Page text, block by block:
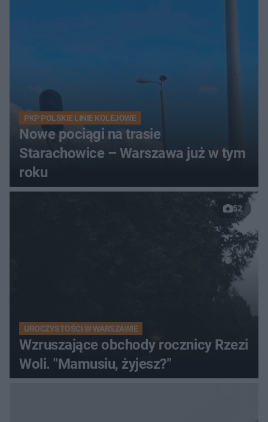
PKP POLSKIE LINIE KOLEJOWE
Nowe pociągi na trasie
Starachowice – Warszawa już w tym
roku
52
UROCZYSTOŚCI W WARSZAWIE
Wzruszające obchody rocznicy Rzezi
Woli. "Mamusiu, żyjesz?"